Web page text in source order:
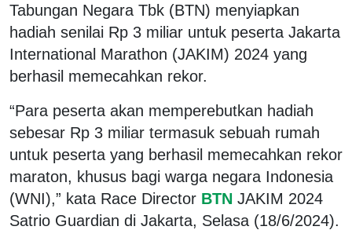
Tabungan Negara Tbk (BTN) menyiapkan
hadiah senilai Rp 3 miliar untuk peserta Jakarta
International Marathon (JAKIM) 2024 yang
berhasil memecahkan rekor.
“Para peserta akan memperebutkan hadiah
sebesar Rp 3 miliar termasuk sebuah rumah
untuk peserta yang berhasil memecahkan rekor
maraton, khusus bagi warga negara Indonesia
(WNI),” kata Race Director BTN JAKIM 2024
Satrio Guardian di Jakarta, Selasa (18/6/2024).